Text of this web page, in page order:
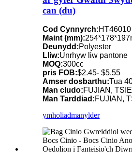
can (du)
Cod Cynnyrch:HT46010
Maint (mm):
Deunydd:Polyester
Lliw:Unrhyw liw pantone
MOQ:300cc
pris FOB:$2.45- $5.55
Amser dosbarthu:Tua
Man cludo:FUJIAN,
Man Tarddiad:FUJIAN,
ymholiadmanylder